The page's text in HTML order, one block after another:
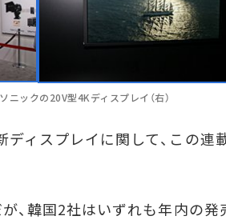
ニックの20V型4Kディスプレイ（右）
ィスプレイに関して、この連
、韓国2社はいずれも年内の発